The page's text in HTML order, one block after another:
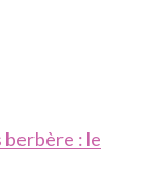
berbère : le